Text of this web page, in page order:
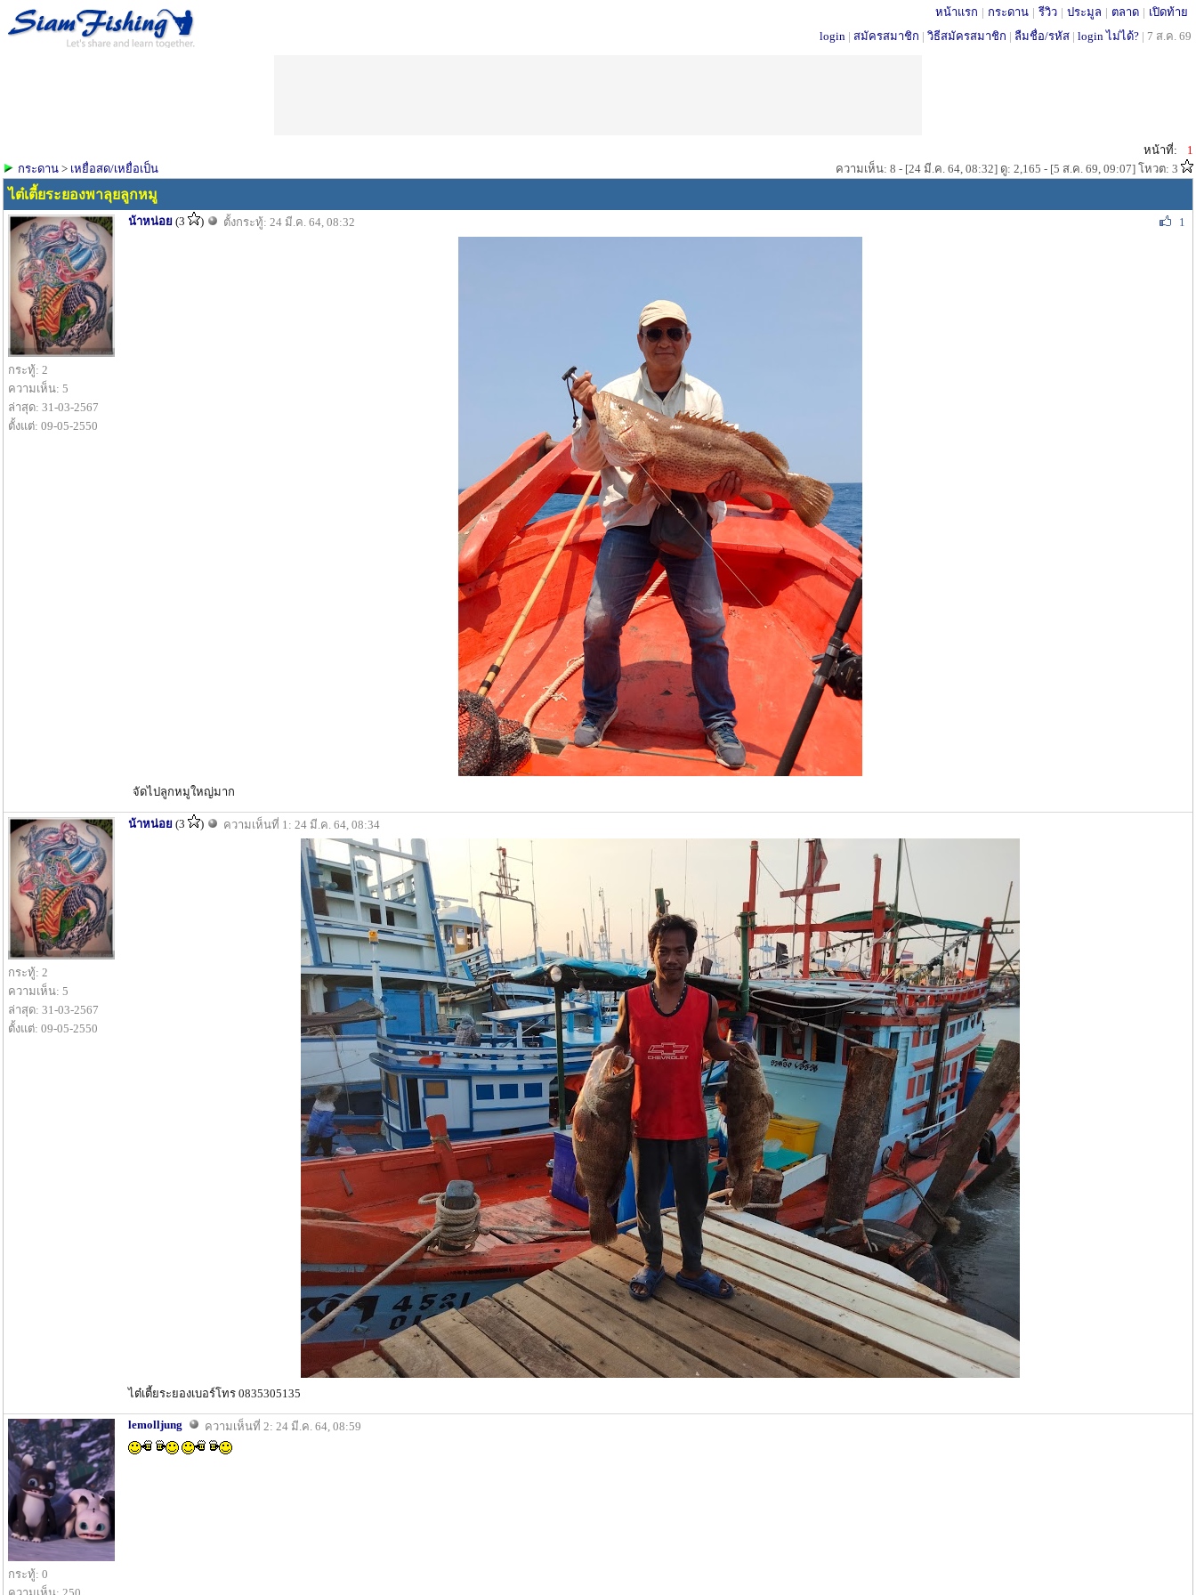
หน้าแรก | กระดาน | รีวิว | ประมูล | ตลาด | เปิดท้าย
login | สมัครสมาชิก | วิธีสมัครสมาชิก | ลืมชื่อ/รหัส | login ไม่ได้? | 7 ส.ค. 69
หน้าที่:
1
กระดาน > เหยื่อสด/เหยื่อเป็น ความเห็น: 8 - [24 มี.ค. 64, 08:32] ดู: 2,165 - [5 ส.ค. 69, 09:07] โหวต: 3
ไต๋เตี้ยระยองพาลุยลูกหมู
กระทู้: 2
ความเห็น: 5
ล่าสุด: 31-03-2567
ตั้งแต่: 09-05-2550
น้าหน่อย (3 ) ตั้งกระทู้: 24 มี.ค. 64, 08:32 1
จัดไปลูกหมูใหญ่มาก
กระทู้: 2
ความเห็น: 5
ล่าสุด: 31-03-2567
ตั้งแต่: 09-05-2550
น้าหน่อย (3 ) ความเห็นที่ 1: 24 มี.ค. 64, 08:34
ไต๋เตี้ยระยองเบอร์โทร 0835305135
กระทู้: 0
lemolljung ความเห็นที่ 2: 24 มี.ค. 64, 08:59